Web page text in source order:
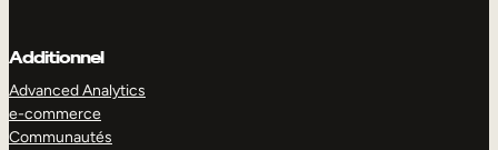
Additionnel
Advanced Analytics
e-commerce
Communautés